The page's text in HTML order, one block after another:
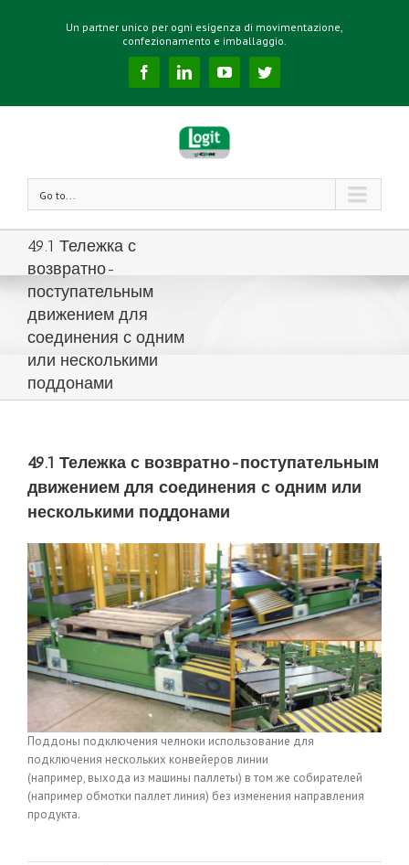
Un partner unico per ogni esigenza di movimentazione,
confezionamento e imballaggio.
FacebookLinkedinYouTubeTwitter
Go to...
49.1 Тележка с
возвратно-
поступательным
движением для
соединения с одним
или несколькими
поддонами
49.1 Тележка с возвратно-поступательным
движением для соединения с одним или
несколькими поддонами
Поддоны подключения челноки использование для
подключения нескольких конвейеров линии
(например, выхода из машины паллеты) в том же собирателей
(например обмотки паллет линия) без изменения направления
продукта.